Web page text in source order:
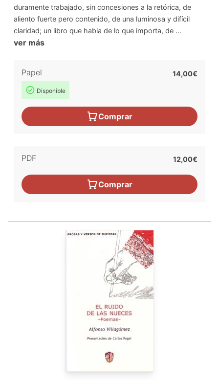
duramente trabajado, sin concesiones a la retórica, de
aliento fuerte pero contenido, de una luminosa y difícil
claridad; un libro que habla de lo que importa, de ...
ver más
Papel
Disponible
14,00€
Comprar
PDF 12,00€
Comprar